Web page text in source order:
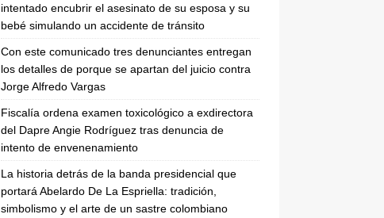
intentado encubrir el asesinato de su esposa y su
bebé simulando un accidente de tránsito
Con este comunicado tres denunciantes entregan
los detalles de porque se apartan del juicio contra
Jorge Alfredo Vargas
Fiscalía ordena examen toxicológico a exdirectora
del Dapre Angie Rodríguez tras denuncia de
intento de envenenamiento
La historia detrás de la banda presidencial que
portará Abelardo De La Espriella: tradición,
simbolismo y el arte de un sastre colombiano